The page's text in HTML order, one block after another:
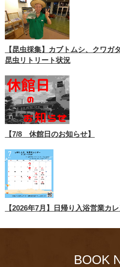
【昆虫採集】カブトムシ、クワガ
昆虫リトリート状況
【7/8 休館日のお知らせ】
【2026年7月】日帰り入浴営業カ
BOOK